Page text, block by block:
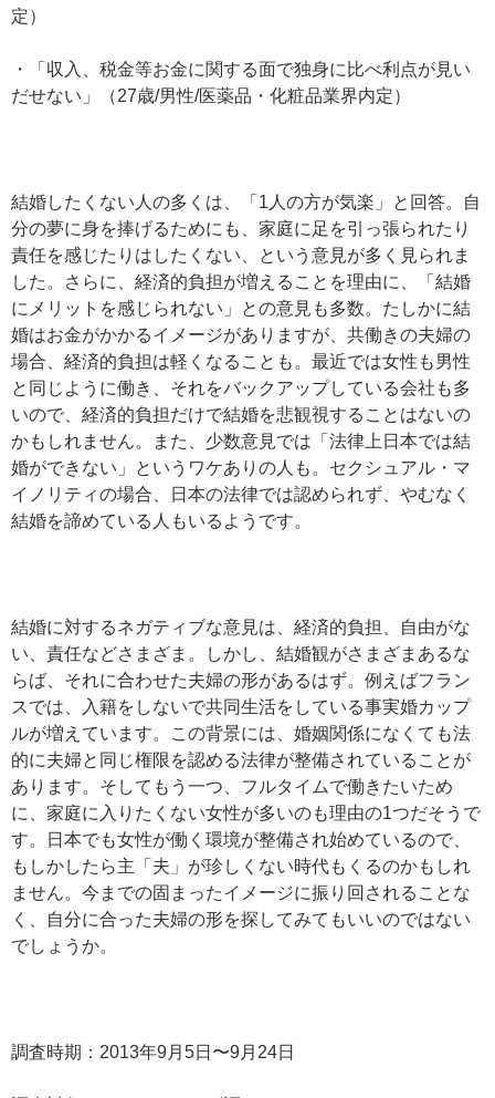
定）
・「収入、税金等お金に関する面で独身に比べ利点が見い
だせない」（27歳/男性/医薬品・化粧品業界内定）
結婚したくない人の多くは、「1人の方が気楽」と回答。自
分の夢に身を捧げるためにも、家庭に足を引っ張られたり
責任を感じたりはしたくない、という意見が多く見られま
した。さらに、経済的負担が増えることを理由に、「結婚
にメリットを感じられない」との意見も多数。たしかに結
婚はお金がかかるイメージがありますが、共働きの夫婦の
場合、経済的負担は軽くなることも。最近では女性も男性
と同じように働き、それをバックアップしている会社も多
いので、経済的負担だけで結婚を悲観視することはないの
かもしれません。また、少数意見では「法律上日本では結
婚ができない」というワケありの人も。セクシュアル・マ
イノリティの場合、日本の法律では認められず、やむなく
結婚を諦めている人もいるようです。
結婚に対するネガティブな意見は、経済的負担、自由がな
い、責任などさまざま。しかし、結婚観がさまざまあるな
らば、それに合わせた夫婦の形があるはず。例えばフラン
スでは、入籍をしないで共同生活をしている事実婚カップ
ルが増えています。この背景には、婚姻関係になくても法
的に夫婦と同じ権限を認める法律が整備されていることが
あります。そしてもう一つ、フルタイムで働きたいため
に、家庭に入りたくない女性が多いのも理由の1つだそうで
す。日本でも女性が働く環境が整備され始めているので、
もしかしたら主「夫」が珍しくない時代もくるのかもしれ
ません。今までの固まったイメージに振り回されることな
く、自分に合った夫婦の形を探してみてもいいのではない
でしょうか。
調査時期：2013年9月5日〜9月24日